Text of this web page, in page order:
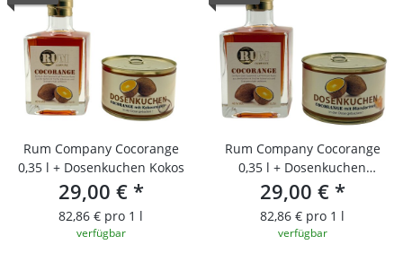
Rum Company Cocorange
0,35 l + Dosenkuchen Kokos
29,00 € *
82,86 € pro 1 l
verfügbar
Rum Company Cocorange
0,35 l + Dosenkuchen
Mandarine
29,00 € *
82,86 € pro 1 l
verfügbar